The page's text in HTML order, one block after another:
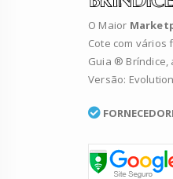
O Maior
Cote com
Guia ® Bríndice,
Versão: